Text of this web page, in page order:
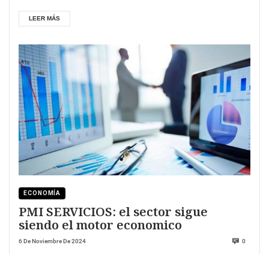
LEER MÁS
ECONOMÍA
PMI SERVICIOS: el sector sigue
siendo el motor economico
6 De Noviembre De 2024 0